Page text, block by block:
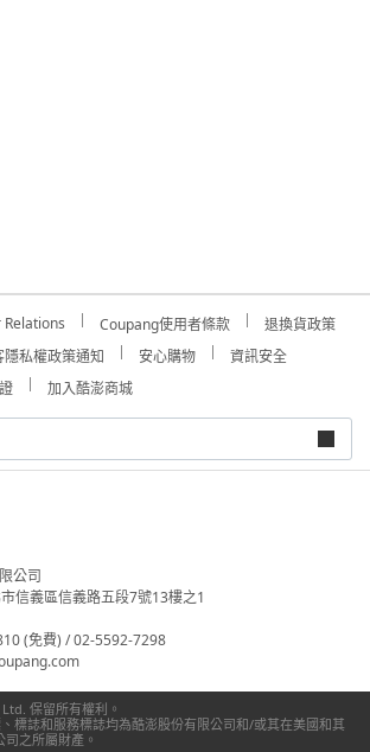
Coupang使用者條款
退換貨政策
隱私權政策通知 安心購物
資訊安全
加入酷澎商城
公司
信義區信義路五段7號13樓之1
(免費) / 02-5592-7298
保留所有權利。
標誌和服務標誌均為酷澎股份有限公司和/或其在美國和其
之所屬財產。